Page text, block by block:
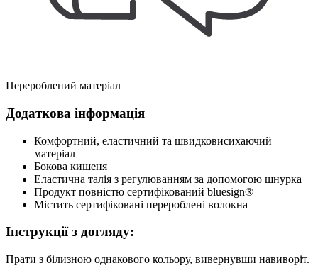
Перероблений матеріал
Додаткова інформація
Комфортний, еластичний та швидковисихаючий
матеріал
Бокова кишеня
Еластична талія з регулюванням за допомогою шнурка
Продукт повністю сертифікований bluesign®
Містить сертифіковані перероблені волокна
Інструкції з догляду:
Прати з білизною однакового кольору, вивернувши навиворіт.